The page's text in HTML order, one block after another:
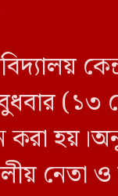
(১৩
নেতা